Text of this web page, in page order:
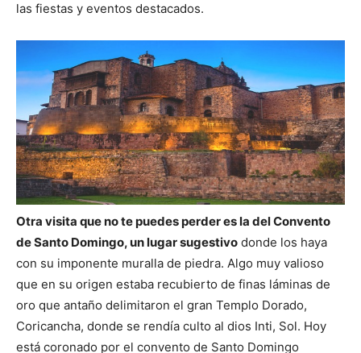
las fiestas y eventos destacados.
Otra visita que no te puedes perder es la del Convento
de Santo Domingo, un lugar sugestivo donde los haya
con su imponente muralla de piedra. Algo muy valioso
que en su origen estaba recubierto de finas láminas de
oro que antaño delimitaron el gran Templo Dorado,
Coricancha, donde se rendía culto al dios Inti, Sol. Hoy
está coronado por el convento de Santo Domingo